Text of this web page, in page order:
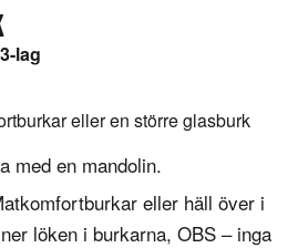
lag
eller en större glasburk
med en mandolin.
eller häll över i
löken i burkarna, OBS – inga